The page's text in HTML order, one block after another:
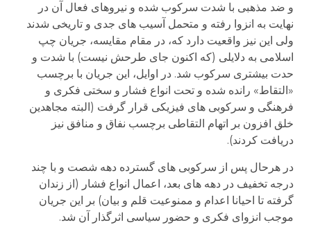
و ضد مذهبی با شدت سرکوب شده و نیروهای فعال آن در
نهایت به انزوا رفته و متحمل آسیب های جدی و تاریخی شدند
ولی این نیز واقعیت دارد که، در مقام مقایسه، جریان چپ
اسلامی به دلایلی (که اکنون جای طرحش نیست) با شدت و
حدت بیشتری سرکوب شد. در اوایل، این جریان با برچسب
«التقاط» رانده شده و تحت انواع فشار و سختی فکری و
فرهنگی و سرکوبی های فیزیکی قرار گرفت (البته مجاهدین
خلق افزون بر اتهام التقاطی برچسب نفاق و منافق نیز
دریافت کردند).
در هرحال پس از سرکوبی های گسترده دهه شصت و با چند
درجه تخفیف در دهه های بعد، اعمال انواع فشار (از زندان
گرفته تا احیانا اعدام و ممنوعیت قلم و بیان) بر این جریان
موجب انزوای فکری و حضور سیاسی اثرگذار آن شد.